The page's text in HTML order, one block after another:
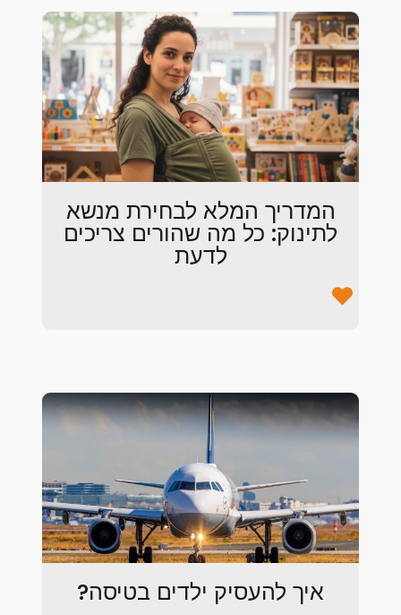
המדריך המלא לבחירת מנשא
לתינוק: כל מה שהורים צריכים
לדעת
איך להעסיק ילדים בטיסה?